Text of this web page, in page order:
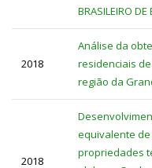
BRASILEIRO DE
2018
Análise da
residenciais
região da
2018
equivalente
propriedades